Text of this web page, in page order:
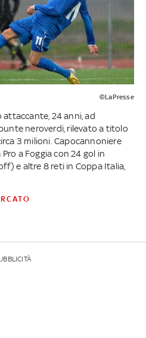
©LaPresse
attaccante, 24 anni, ad
neroverdi, rilevato a titolo
3 milioni. Capocannoniere
a Foggia con 24 gol in
e altre 8 reti in Coppa Italia,